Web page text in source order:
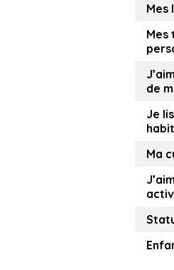
Mes
Mes
de
Je lis
Ma